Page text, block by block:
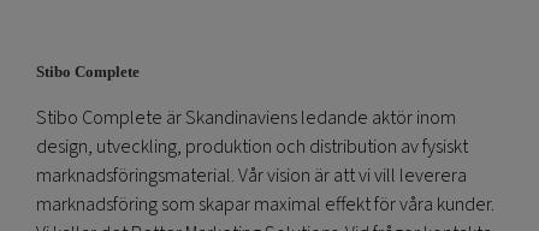
Stibo Complete
Stibo Complete är Skandinaviens ledande aktör inom
design, utveckling, produktion och distribution av fysiskt
marknadsföringsmaterial. Vår vision är att vi vill leverera
marknadsföring som skapar maximal effekt för våra kunder.